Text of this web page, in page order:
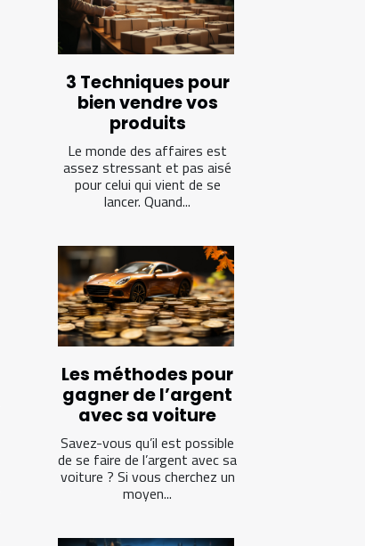
3 Techniques pour
bien vendre vos
produits
Le monde des affaires est
assez stressant et pas aisé
pour celui qui vient de se
lancer. Quand...
Les méthodes pour
gagner de l’argent
avec sa voiture
Savez-vous qu’il est possible
de se faire de l’argent avec sa
voiture ? Si vous cherchez un
moyen...